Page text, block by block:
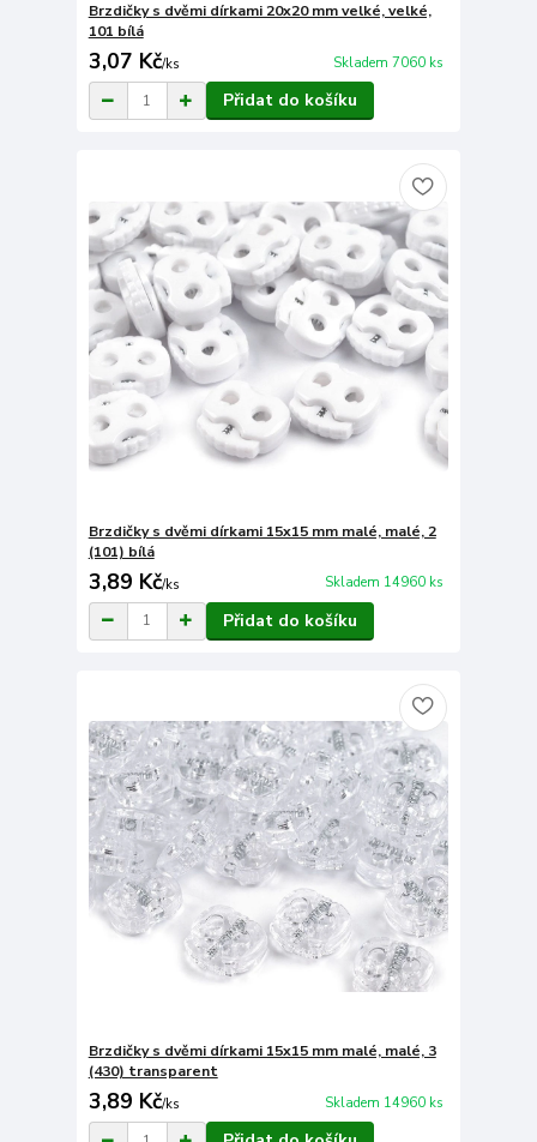
Brzdičky s dvěmi dírkami 20x20 mm velké, velké,
101 bílá
3,07 Kč/ks Skladem 7060 ks
Přidat do košíku
Brzdičky s dvěmi dírkami 15x15 mm malé, malé, 2
(101) bílá
3,89 Kč/ks Skladem 14960 ks
Přidat do košíku
Brzdičky s dvěmi dírkami 15x15 mm malé, malé, 3
(430) transparent
3,89 Kč/ks Skladem 14960 ks